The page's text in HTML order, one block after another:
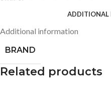
ADDITIONAL
Additional information
BRAND
Related products